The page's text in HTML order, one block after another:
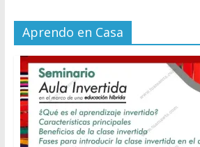
Aprendo en Casa